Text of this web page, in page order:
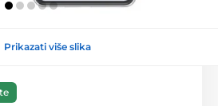
Prikazati više slika